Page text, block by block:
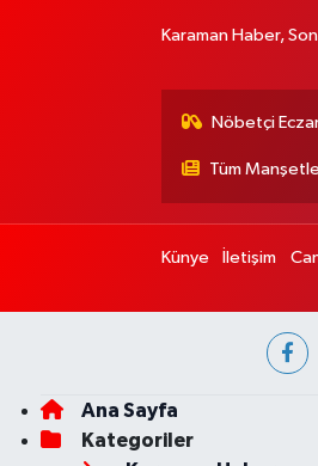
Karaman Haber,
Nöbetçi
Tüm
Künye İletişim
Ana Sayfa
Kategoriler